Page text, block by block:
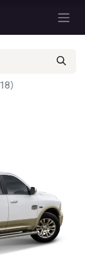
）